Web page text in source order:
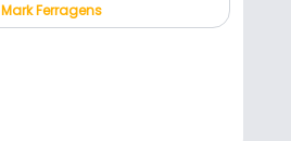
Mark Ferragens